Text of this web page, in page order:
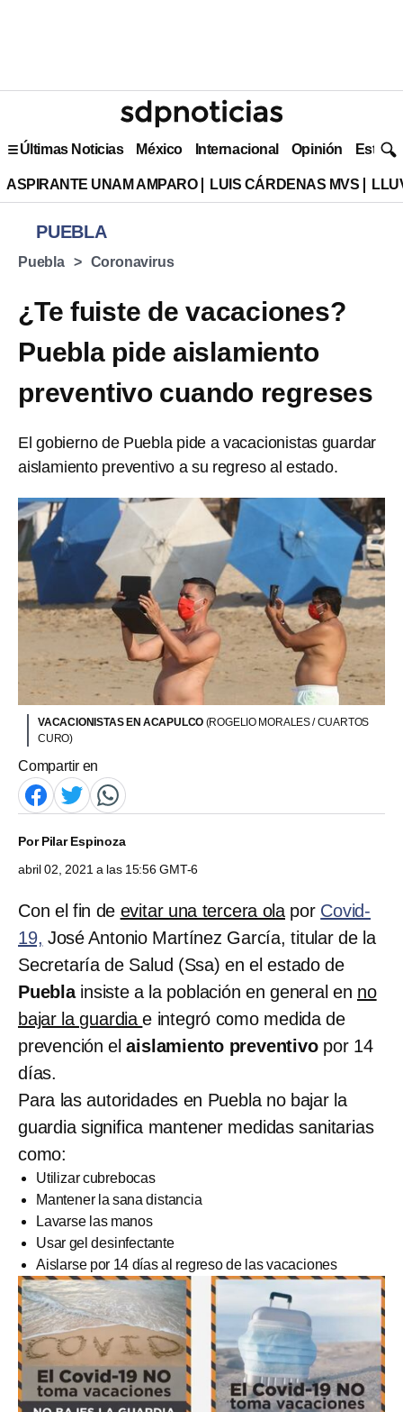
Últimas Noticias México Internacional Opinión Estilo
ASPIRANTE UNAM AMPARO LUIS CÁRDENAS MVS
PUEBLA
Puebla Coronavirus
¿Te fuiste de vacaciones?
Puebla pide aislamiento
preventivo cuando regreses
El gobierno de Puebla pide a vacacionistas guardar
aislamiento preventivo a su regreso al estado.
VACACIONISTAS EN ACAPULCO (ROGELIO MORALES / CUARTOS
CURO)
Compartir en
PorPilar Espinoza
abril 02, 2021 a las 15:56 GMT-6
Con el fin de evitar una tercera ola por Covid-
19, José Antonio Martínez García, titular de la
Secretaría de Salud (Ssa) en el estado de
Pueblainsiste a la población en general en no
bajar la guardiae integró como medida de
prevención elaislamiento preventivopor 14
días.
Para las autoridades en Puebla no bajar la
guardia significa mantener medidas sanitarias
como:
Utilizar cubrebocas
Mantener la sana distancia
Lavarse las manos
Usar gel desinfectante
Aislarse por 14 días al regreso de las vacaciones